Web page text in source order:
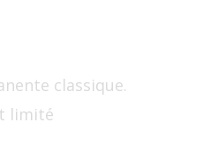
classique.
limité